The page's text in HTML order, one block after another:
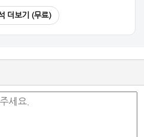
더보기 (무료)